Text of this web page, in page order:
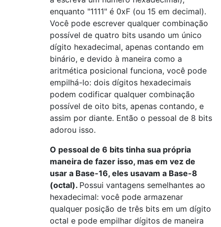
enquanto "1111" é 0xF (ou 15 em decimal).
Você pode escrever qualquer combinação
possível de quatro bits usando um único
dígito hexadecimal, apenas contando em
binário, e devido à maneira como a
aritmética posicional funciona, você pode
empilhá-lo: dois dígitos hexadecimais
podem codificar qualquer combinação
possível de oito bits, apenas contando, e
assim por diante. Então o pessoal de 8 bits
adorou isso.
O pessoal de 6 bits tinha sua própria
maneira de fazer isso, mas em vez de
usar a Base-16, eles usavam a Base-8
(octal). Possui vantagens semelhantes ao
hexadecimal: você pode armazenar
qualquer posição de três bits em um dígito
octal e pode empilhar dígitos de maneira